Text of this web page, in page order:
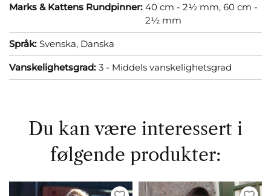
Marks & Kattens Rundpinner: 40 cm - 2½ mm, 60 cm -
2½ mm
Språk: Svenska, Danska
Vanskelighetsgrad: 3 - Middels vanskelighetsgrad
Du kan være interessert i
følgende produkter: